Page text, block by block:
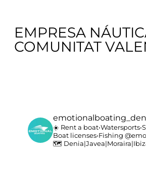
EMPRESA
COMUNITAT
☀️ Rent a
Boat licenses•Fishing
🗺️